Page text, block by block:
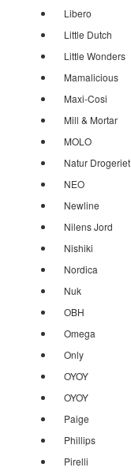
Libero
Little Dutch
Little Wonders
Mamalicious
Maxi-Cosi
Mill & Mortar
MOLO
Natur Drogeriet
NEO
Newline
Nilens Jord
Nishiki
Nordica
Nuk
OBH
Omega
Only
OYOY
OYOY
Paige
Phillips
Pirelli